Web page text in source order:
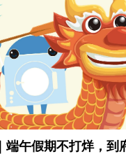
端午假期不打烊，到